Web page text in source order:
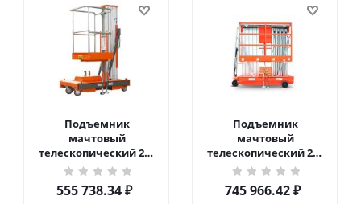
Подъемник
мачтовый
телескопический 200
кг 6 м TOR GTWY6-200S
DC 2-мачтовый
(автономный) (G) в
555 738.34₽
Подъемник
мачтовый
телескопический 200
кг 10 м TOR GTWY10-
200S DC 2-мачтовый
(автономный) (N) в
745 966.42₽